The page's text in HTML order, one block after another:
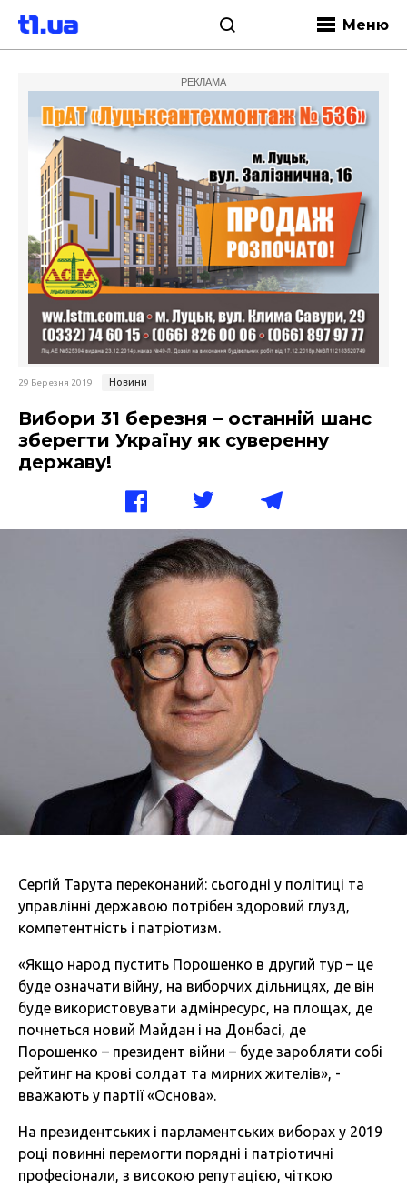
Меню
РЕКЛАМА
29 Березня 2019 Новини
Вибори 31 березня – останній шанс
зберегти Україну як суверенну
державу!
Сергій Тарута переконаний: сьогодні у політиці та
управлінні державою потрібен здоровий глузд,
компетентність і патріотизм.
«Якщо народ пустить Порошенко в другий тур – це
буде означати війну, на виборчих дільницях, де він
буде використовувати адмінресурс, на площах, де
почнеться новий Майдан і на Донбасі, де
Порошенко – президент війни – буде заробляти собі
рейтинг на крові солдат та мирних жителів», -
вважають у партії «Основа».
На президентських і парламентських виборах у 2019
році повинні перемогти порядні і патріотичні
професіонали, з високою репутацією, чіткою